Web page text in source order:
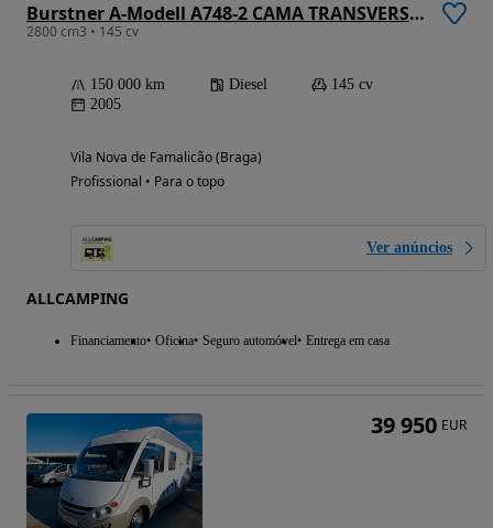
Burstner A-Modell A748-2 CAMA TRANSVERSAL
2800 cm3 • 145 cv
150 000 km Diesel
145 cv
2005
Vila Nova de Famalicão (Braga)
Profissional • Para o topo
Ver anúncios
ALLCAMPING
Financiamento Oficina Seguro automóvel Entrega em casa
39 950 EUR